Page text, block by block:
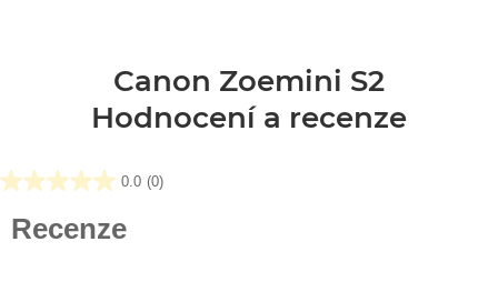
Canon Zoemini S2
Hodnocení a recenze
0.0 (0)
0.0
Recenze